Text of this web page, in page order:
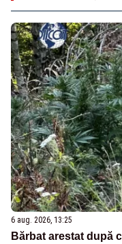
6 aug. 2026, 13:25
Bărbat arestat după